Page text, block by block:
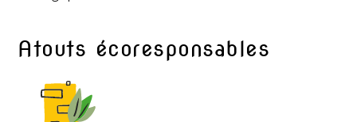
Atouts écoresponsables